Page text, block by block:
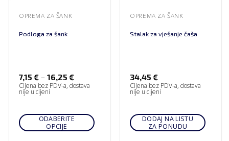
OPREMA ZA ŠANK
Podloga za šank
7,15 €– 16,25 €
Cijena bez PDV-a, dostava
nije u cijeni
ODABERITE
OPCIJE
OPREMA ZA ŠANK
Stalak za vješanje čaša
34,45€
Cijena bez PDV-a, dostava
nije u cijeni
DODAJ NA LISTU
ZA PONUDU